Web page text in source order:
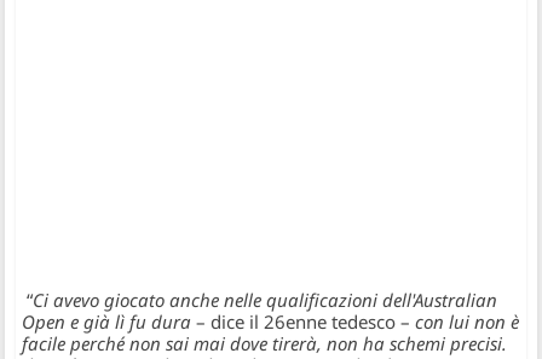
“Ci avevo giocato anche nelle qualificazioni dell'Australian
Open e già lì fu dura – dice il 26enne tedesco –con lui non è
facile perché non sai mai dove tirerà, non ha schemi precisi.